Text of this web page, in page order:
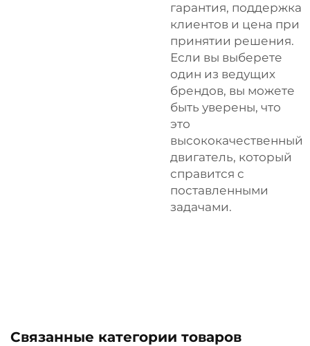
гарантия, поддержка
клиентов и цена при
принятии решения.
Если вы выберете
один из ведущих
брендов, вы можете
быть уверены, что
это
высококачественный
двигатель, который
справится с
поставленными
задачами.
Связанные категории товаров